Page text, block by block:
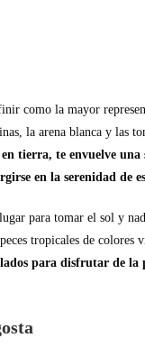
como la mayor
la arena blanca y las
tierra, te envuelve
en la serenidad de
para tomar el sol y
tropicales de colores
para disfrutar de la